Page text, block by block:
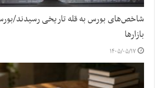
شاخص‌های بورس به قله تاریخی رسیدند/
بازارها
۱۴۰۵/۰۵/۱۷